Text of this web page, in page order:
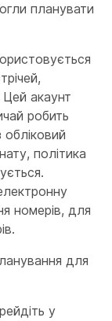
планувати
акаунт
робить
політика
номерів, для
для
у